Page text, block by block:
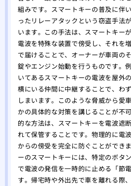
組みです。スマートキーの普及に伴
ったリレーアタックという窃盗手法
います。この手法は、スマートキー
電波を特殊な装置で傍受し、それを
で届けることで、オーナーが車両の
錠やエンジン始動を行うものです。
いてあるスマートキーの電波を屋外
横にいる仲間に中継することで、わ
しまいます。このような脅威から愛
かの具体的な対策を講じることが不
的な方法は、スマートキーを電波遮
れて保管することです。物理的に電
からの傍受を完全に防ぐことができ
ーのスマートキーには、特定のボタ
で電波の発信を一時的に止める「節
す。帰宅時や外出先で車を離れる際